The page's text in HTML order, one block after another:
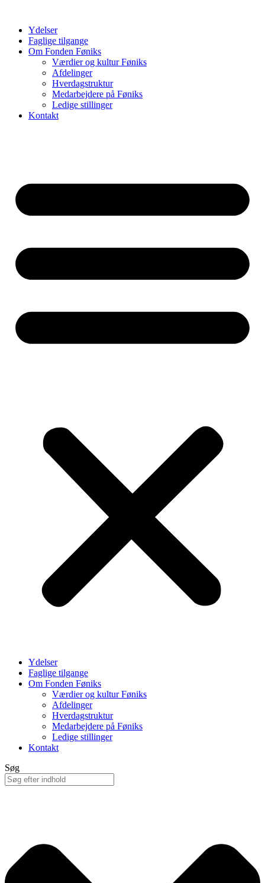
indholdYdelser
Faglige tilgange
Om Fonden Føniks
Værdier og kultur Føniks
Afdelinger
Hverdagstruktur
Medarbejdere på Føniks
Ledige stillinger
Kontakt
Ydelser
Faglige tilgange
Om Fonden Føniks
Værdier og kultur Føniks
Afdelinger
Hverdagstruktur
Medarbejdere på Føniks
Ledige stillinger
Kontakt
Søg